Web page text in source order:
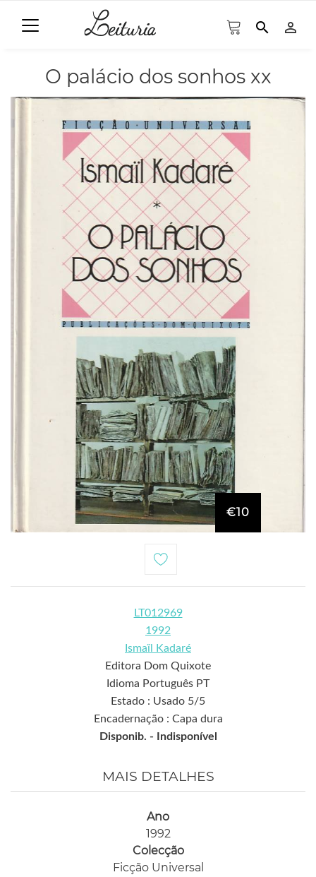
search person_outline
O palácio dos sonhos xx
€10
LT012969
1992
Ismaïl Kadaré
Editora Dom Quixote
Idioma Português PT
Estado : Usado 5/5
Encadernação : Capa dura
Disponib. -
Indisponível
MAIS DETALHES
Ano
1992
Colecção
Ficção Universal